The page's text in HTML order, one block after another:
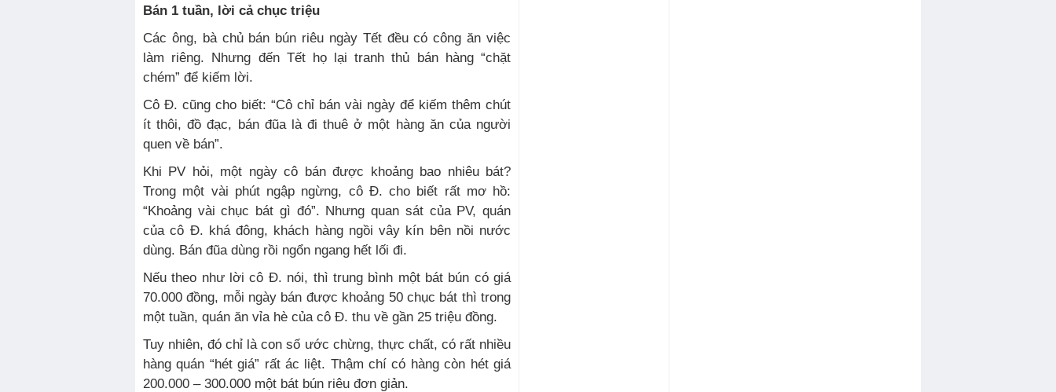
Bán 1 tuần, lời cả chục triệu
Các ông, bà chủ bán bún riêu ngày Tết đều có công ăn việc
làm riêng. Nhưng đến Tết họ lại tranh thủ bán hàng “chặt
chém” để kiếm lời.
Cô Đ. cũng cho biết: “Cô chỉ bán vài ngày để kiếm thêm chút
ít thôi, đồ đạc, bán đũa là đi thuê ở một hàng ăn của người
quen về bán”.
Khi PV hỏi, một ngày cô bán được khoảng bao nhiêu bát?
Trong một vài phút ngập ngừng, cô Đ. cho biết rất mơ hồ:
“Khoảng vài chục bát gì đó”. Nhưng quan sát của PV, quán
của cô Đ. khá đông, khách hàng ngồi vây kín bên nồi nước
dùng. Bán đũa dùng rồi ngổn ngang hết lối đi.
Nếu theo như lời cô Đ. nói, thì trung bình một bát bún có giá
70.000 đồng, mỗi ngày bán được khoảng 50 chục bát thì trong
một tuần, quán ăn vỉa hè của cô Đ. thu về gần 25 triệu đồng.
Tuy nhiên, đó chỉ là con số ước chừng, thực chất, có rất nhiều
hàng quán “hét giá” rất ác liệt. Thậm chí có hàng còn hét giá
200.000 – 300.000 một bát bún riêu đơn giản.